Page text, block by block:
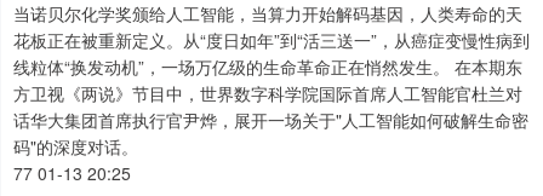
当诺贝尔化学奖颁给人工智能，当算力开始解码基因，人类寿命的天
花板正在被重新定义。从“度日如年”到“活三送一”，从癌症变慢性病到
线粒体“换发动机”，一场万亿级的生命革命正在悄然发生。 在本期东
方卫视《两说》节目中，世界数字科学院国际首席人工智能官杜兰对
话华大集团首席执行官尹烨，展开一场关于"人工智能如何破解生命密
码"的深度对话。
77 01-13 20:25